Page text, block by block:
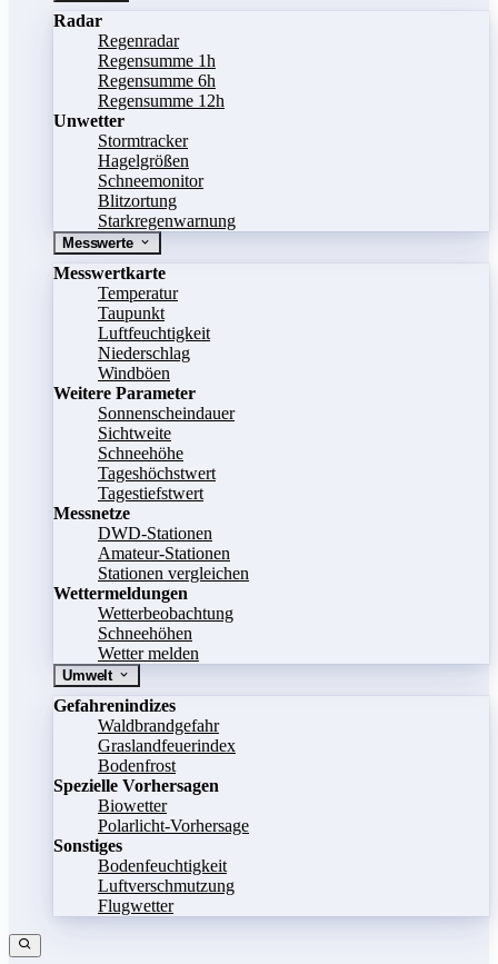
Radar
Regenradar
Regensumme 1h
Regensumme 6h
Regensumme 12h
Unwetter
Stormtracker
Hagelgrößen
Schneemonitor
Blitzortung
Starkregenwarnung
Messwerte
Messwertkarte
Temperatur
Taupunkt
Luftfeuchtigkeit
Niederschlag
Windböen
Weitere Parameter
Sonnenscheindauer
Sichtweite
Schneehöhe
Tageshöchstwert
Tagestiefstwert
Messnetze
DWD-Stationen
Amateur-Stationen
Stationen vergleichen
Wettermeldungen
Wetterbeobachtung
Schneehöhen
Wetter melden
Umwelt
Gefahrenindizes
Waldbrandgefahr
Graslandfeuerindex
Bodenfrost
Spezielle Vorhersagen
Biowetter
Polarlicht-Vorhersage
Sonstiges
Bodenfeuchtigkeit
Luftverschmutzung
Flugwetter